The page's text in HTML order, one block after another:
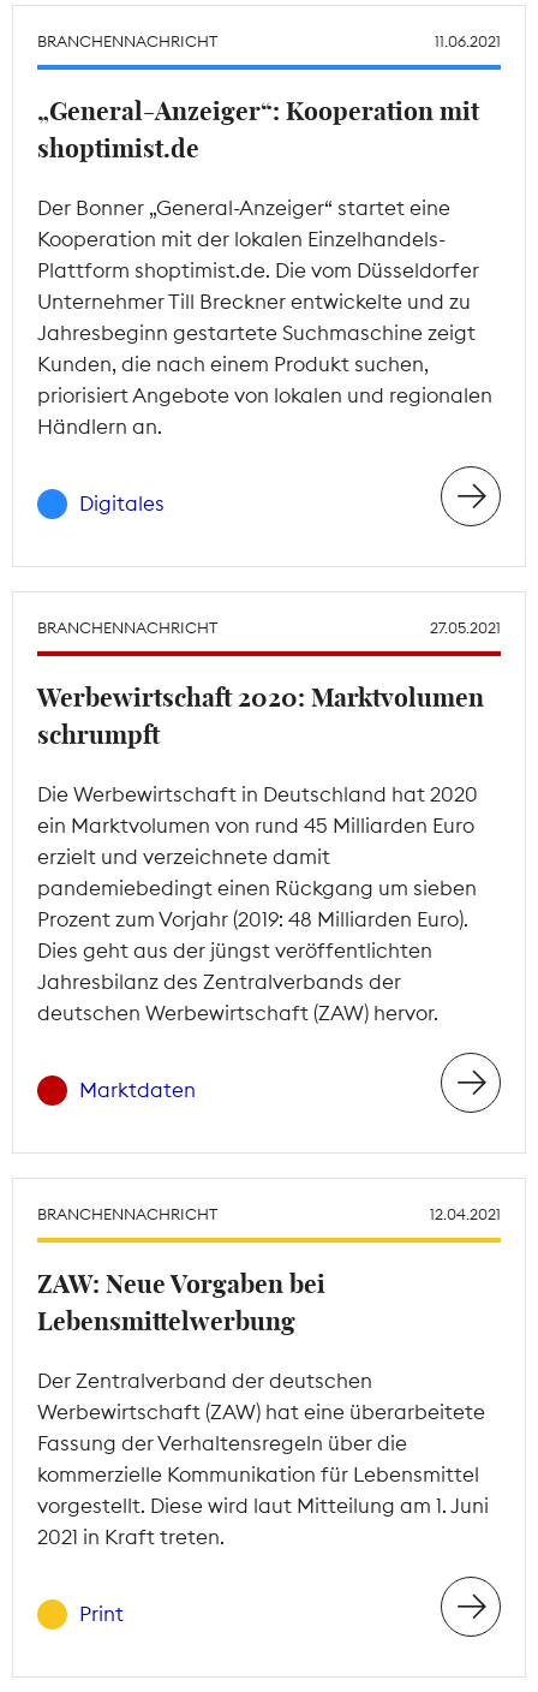
BRANCHENNACHRICHT 11.06.2021
„General-Anzeiger“: Kooperation mit
shoptimist.de
Der Bonner „General-Anzeiger“ startet eine
Kooperation mit der lokalen Einzelhandels-
Plattform shoptimist.de. Die vom Düsseldorfer
Unternehmer Till Breckner entwickelte und zu
Jahresbeginn gestartete Suchmaschine zeigt
Kunden, die nach einem Produkt suchen,
priorisiert Angebote von lokalen und regionalen
Händlern an.
Digitales
BRANCHENNACHRICHT 27.05.2021
Werbewirtschaft 2020: Marktvolumen
schrumpft
Die Werbewirtschaft in Deutschland hat 2020
ein Marktvolumen von rund 45 Milliarden Euro
erzielt und verzeichnete damit
pandemiebedingt einen Rückgang um sieben
Prozent zum Vorjahr (2019: 48 Milliarden Euro).
Dies geht aus der jüngst veröffentlichten
Jahresbilanz des Zentralverbands der
deutschen Werbewirtschaft (ZAW) hervor.
Marktdaten
BRANCHENNACHRICHT 12.04.2021
ZAW: Neue Vorgaben bei
Lebensmittelwerbung
Der Zentralverband der deutschen
Werbewirtschaft (ZAW) hat eine überarbeitete
Fassung der Verhaltensregeln über die
kommerzielle Kommunikation für Lebensmittel
vorgestellt. Diese wird laut Mitteilung am 1. Juni
2021 in Kraft treten.
Print